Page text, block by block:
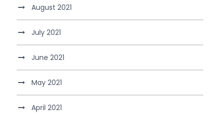
August 2021
July 2021
June 2021
May 2021
April 2021